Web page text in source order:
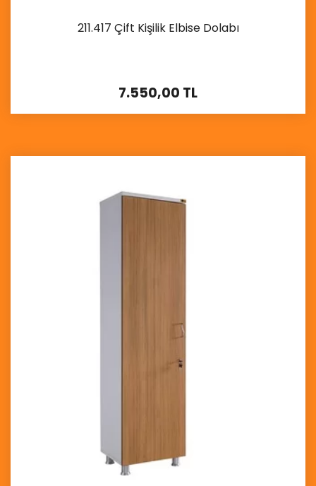
211.417 Çift Kişilik Elbise Dolabı
7.550,00 TL
İncele